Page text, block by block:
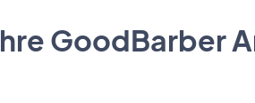
GoodBarber